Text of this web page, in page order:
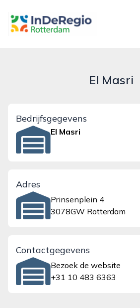
inderegiorotterdam.nl
El Masri
Bedrijfsgegevens
El Masri
Adres
Prinsenplein 4
3078GW Rotterdam
Contactgegevens
Bezoek de website
+31 10 483 6363